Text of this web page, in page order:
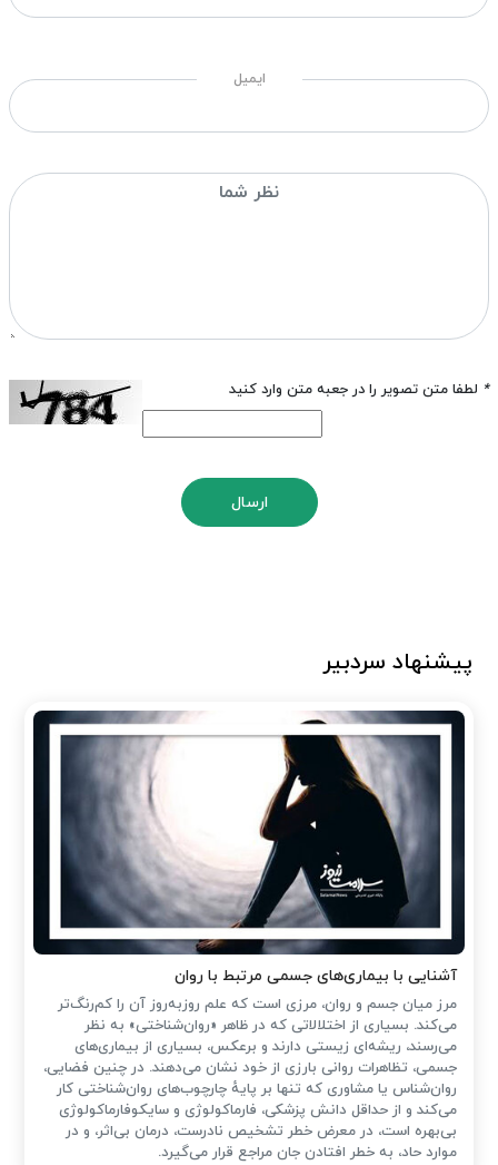
ایمیل
* لطفا متن تصویر را در جعبه متن وارد کنید
ارسال
پیشنهاد سردبیر
آشنایی با بیماری‌های جسمی مرتبط با روان
مرز میان جسم و روان، مرزی است که علم روزبه‌روز آن را کم‌رنگ‌تر
می‌کند. بسیاری از اختلالاتی که در ظاهر «روان‌شناختی» به نظر
می‌رسند، ریشه‌ای زیستی دارند و برعکس، بسیاری از بیماری‌های
جسمی، تظاهرات روانی بارزی از خود نشان می‌دهند. در چنین فضایی،
روان‌شناس یا مشاوری که تنها بر پایهٔ چارچوب‌های روان‌شناختی کار
می‌کند و از حداقل دانش پزشکی، فارماکولوژی و سایکوفارماکولوژی
بی‌بهره است، در معرض خطر تشخیص نادرست، درمان بی‌اثر، و در
موارد حاد، به خطر افتادن جان مراجع قرار می‌گیرد.